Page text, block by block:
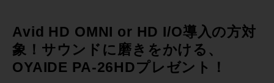
Avid HD OMNI or HD I/O導入の方対
象！サウンドに磨きをかける、
OYAIDE PA-26HDプレゼント！